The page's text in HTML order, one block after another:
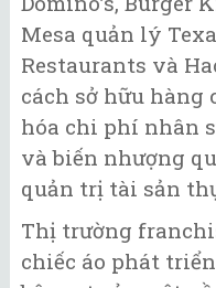
Mesa quản lý
Restaurants và
cách sở hữu hàng
hóa chi phí nhân
và biến nhượng
quản trị tài sản
Thị trường
chiếc áo phát